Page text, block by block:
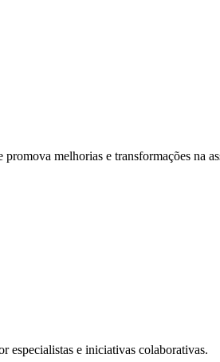
melhorias e transformações na
especialistas e iniciativas colaborativas.